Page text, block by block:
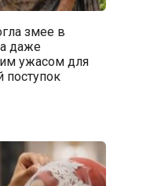
змее в
даже
ужасом для
поступок